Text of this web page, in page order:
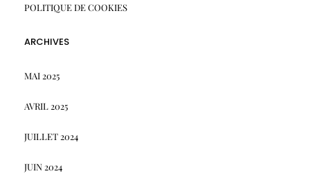
POLITIQUE DE COOKIES
ARCHIVES
MAI 2025
AVRIL 2025
JUILLET 2024
JUIN 2024